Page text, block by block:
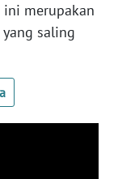
ini merupakan
saling